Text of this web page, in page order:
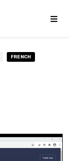
FRENCH